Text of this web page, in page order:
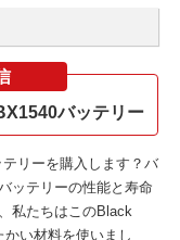
バッテリー
リーを購入します？バ
ッテリーの性能と寿命
私たちはこのBlack
かい材料を使いまし